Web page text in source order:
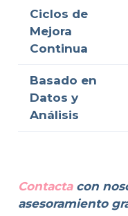
Ciclos de
Mejora
Continua
Basado en
Datos y
Análisis
Contactacon
asesoramiento